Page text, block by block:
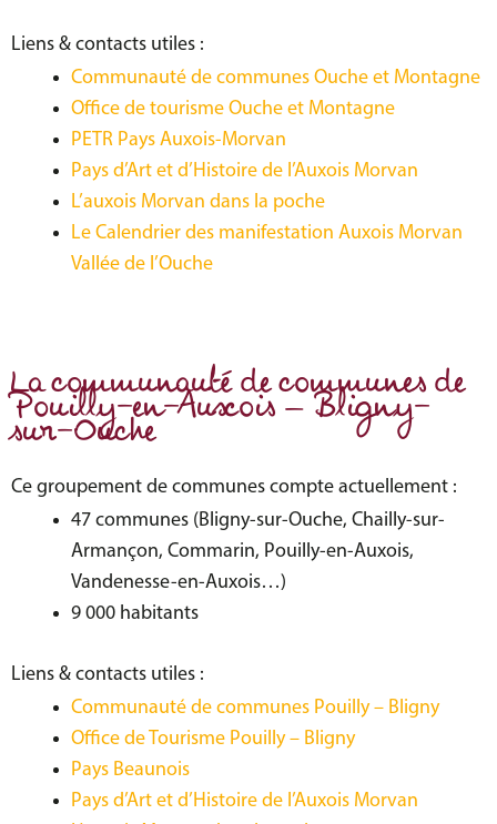
Liens & contacts utiles :
Communauté de communes Ouche et Montagne
Office de tourisme Ouche et Montagne
PETR Pays Auxois-Morvan
Pays d’Art et d’Histoire de l’Auxois Morvan
L’auxois Morvan dans la poche
Le Calendrier des manifestation Auxois Morvan
Vallée de l’Ouche
La communauté de communes de
Pouilly-en-Auxois – Bligny-
sur-Ouche
Ce groupement de communes compte actuellement :
47 communes (Bligny-sur-Ouche, Chailly-sur-
Armançon, Commarin, Pouilly-en-Auxois,
Vandenesse-en-Auxois…)
9 000 habitants
Liens & contacts utiles :
Communauté de communes Pouilly – Bligny
Office de Tourisme Pouilly – Bligny
Pays Beaunois
Pays d’Art et d’Histoire de l’Auxois Morvan